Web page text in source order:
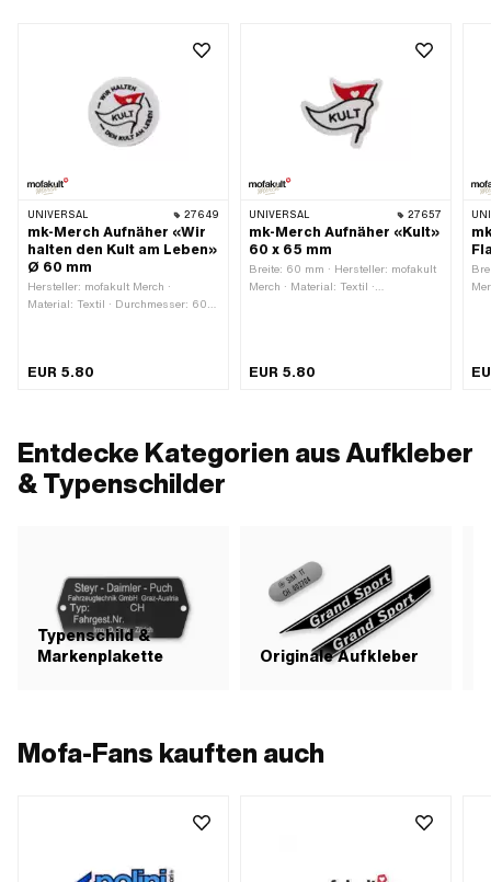
UNIVERSAL 27649
mk-Merch Aufnäher «Wir
halten den Kult am Leben»
Ø 60 mm
Hersteller: mofakult Merch ·
Material: Textil · Durchmesser: 60
EUR 5.80
UNIVERSAL 27657
mk-Merch Aufnäher «Kult»
60 x 65 mm
Breite: 60 mm · Hersteller: mofakult
Merch · Material: Textil ·
EUR 5.80
Entdecke Kategorien aus Aufkleber
& Typenschilder
Typenschild &
Markenplakette
Originale Aufkleber
Mofa-Fans kauften auch